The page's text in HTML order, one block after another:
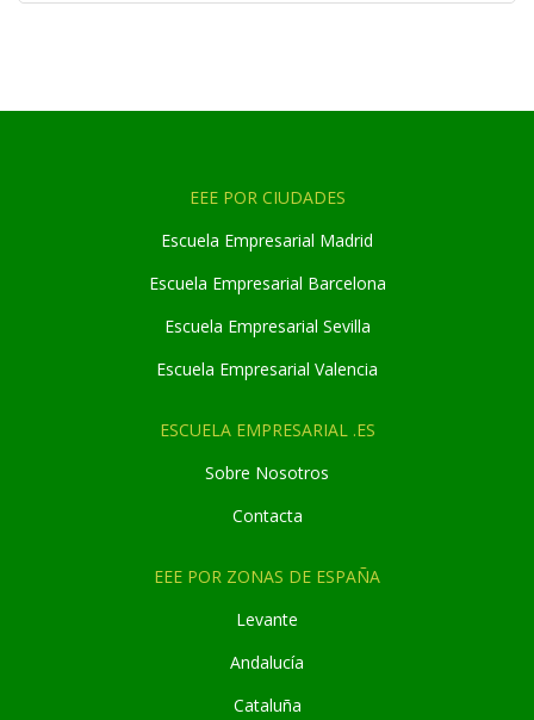
EEE POR CIUDADES
Escuela Empresarial Madrid
Escuela Empresarial Barcelona
Escuela Empresarial Sevilla
Escuela Empresarial Valencia
ESCUELA EMPRESARIAL .ES
Sobre Nosotros
Contacta
EEE POR ZONAS DE ESPAÑA
Levante
Andalucía
Cataluña